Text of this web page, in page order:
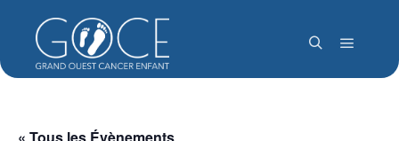
Menu